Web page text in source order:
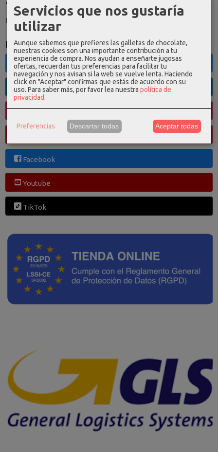
Tu Carrito (0)
El carrito de la compra está vacío
Redes Sociales
Twitter
Linkedin
Instagram
Facebook
Youtube
TikTok
Servicios que nos gustaría
utilizar
Aunque sabemos que prefieres las galletas de chocolate,
nuestras cookies son una importante contribución a tu
experiencia de compra. Nos ayudan a enseñarte jugosas
ofertas, recuerdan tus preferencias para facilitar tu
navegación y nos avisan si la web se vuelve lenta. Haciendo
click en "Aceptar" confirmas que estás de acuerdo con su
uso. Para saber más, por favor lea nuestra política de
privacidad.
Preferencias Descartar todas Aceptar todas